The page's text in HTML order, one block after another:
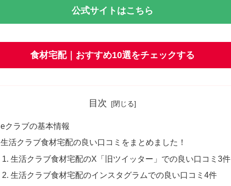
公式サイトはこちら
食材宅配｜おすすめ10選をチェックする
目次
eクラブの基本情報
生活クラブ食材宅配の良い口コミをまとめました！
生活クラブ食材宅配のX「旧ツイッター」での良い口コミ3件
生活クラブ食材宅配のインスタグラムでの良い口コミ4件